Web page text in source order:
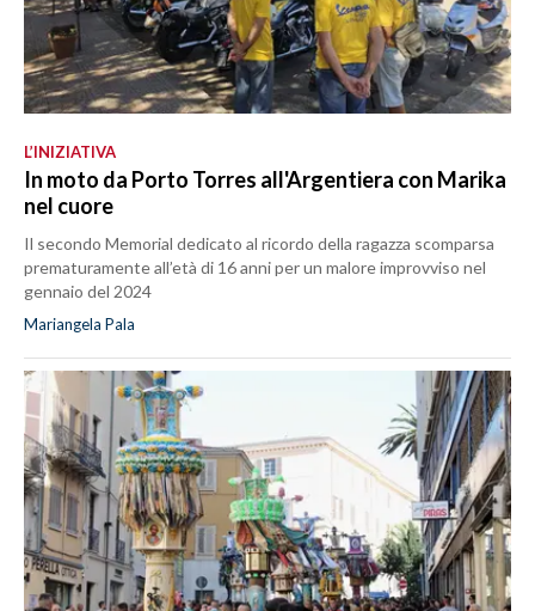
L’INIZIATIVA
In moto da Porto Torres all'Argentiera con Marika
nel cuore
Il secondo Memorial dedicato al ricordo della ragazza scomparsa
prematuramente all’età di 16 anni per un malore improvviso nel
gennaio del 2024
Mariangela Pala